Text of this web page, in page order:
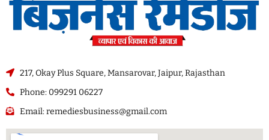
217, Okay Plus Square, Mansarovar, Jaipur, Rajasthan
Phone: 099291 06227
Email: remediesbusiness@gmail.com